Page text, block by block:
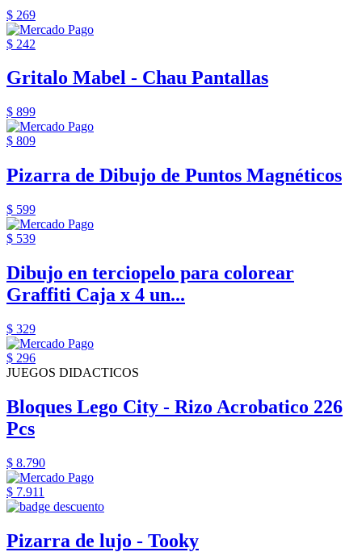
$ 269
$ 242
Gritalo Mabel - Chau Pantallas
$ 899
$ 809
Pizarra de Dibujo de Puntos Magnéticos
$ 599
$ 539
Dibujo en terciopelo para colorear
Graffiti Caja x 4 un...
$ 329
$ 296
JUEGOS DIDACTICOS
Bloques Lego City - Rizo Acrobatico 226
Pcs
$ 8.790
$ 7.911
Pizarra de lujo - Tooky